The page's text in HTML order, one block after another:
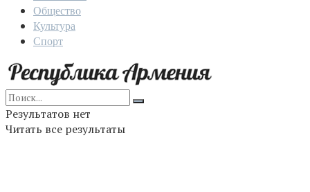
Общество
Культура
Спорт
Результатов нет
Читать все результаты